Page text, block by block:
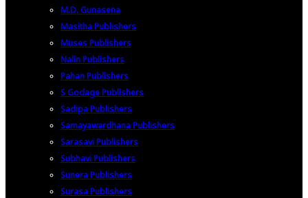
M.D. Gunasena
Masitha Publishers
Muses Publishers
Nalin Publishers
Pahan Publishers
S Godage Publishers
Sadipa Publishers
Samayawardhana Publishers
Sarasavi Publishers
Subhavi Publishers
Sunera Publishers
Surasa Publishers